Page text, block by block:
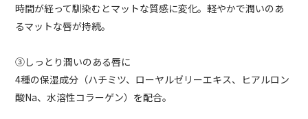
時間が経って馴染むとマットな質感に変化。軽やかで潤いのあ
るマットな唇が持続。
③しっとり潤いのある唇に
4種の保湿成分（ハチミツ、ローヤルゼリーエキス、ヒアルロン
酸Na、水溶性コラーゲン）を配合。